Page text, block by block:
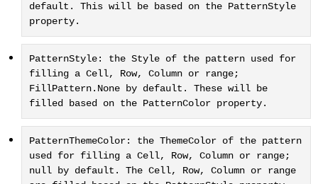
default. This will be based on the PatternStyle
property.
PatternStyle: the Style of the pattern used for
filling a Cell, Row, Column or range;
FillPattern.None by default. These will be
filled based on the PatternColor property.
PatternThemeColor: the ThemeColor of the pattern
used for filling a Cell, Row, Column or range;
null by default. The Cell, Row, Column or range